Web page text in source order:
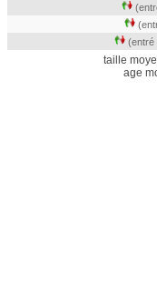
(entré
taille
age